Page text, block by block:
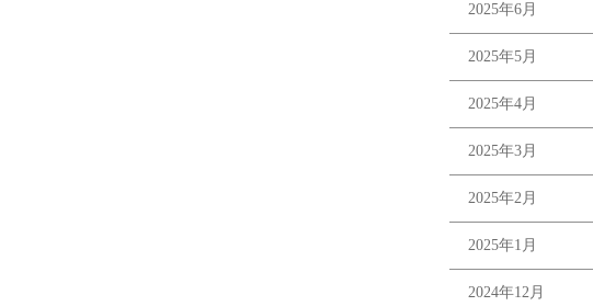
2025年6月
2025年5月
2025年4月
2025年3月
2025年2月
2025年1月
2024年12月